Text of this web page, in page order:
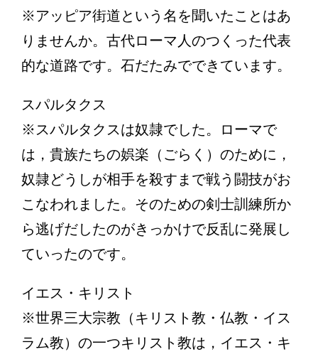
※アッピア街道という名を聞いたことはあ
りませんか。古代ローマ人のつくった代表
的な道路です。石だたみでできています。
スパルタクス
※スパルタクスは奴隷でした。ローマで
は，貴族たちの娯楽（ごらく）のために，
奴隷どうしが相手を殺すまで戦う闘技がお
こなわれました。そのための剣士訓練所か
ら逃げだしたのがきっかけで反乱に発展し
ていったのです。
イエス・キリスト
※世界三大宗教（キリスト教・仏教・イス
ラム教）の一つキリスト教は，イエス・キ